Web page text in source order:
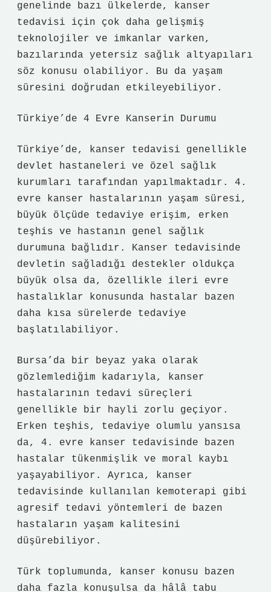
genelinde bazı ülkelerde, kanser
tedavisi için çok daha gelişmiş
teknolojiler ve imkanlar varken,
bazılarında yetersiz sağlık altyapıları
söz konusu olabiliyor. Bu da yaşam
süresini doğrudan etkileyebiliyor.
Türkiye’de 4 Evre Kanserin Durumu
Türkiye’de, kanser tedavisi genellikle
devlet hastaneleri ve özel sağlık
kurumları tarafından yapılmaktadır. 4.
evre kanser hastalarının yaşam süresi,
büyük ölçüde tedaviye erişim, erken
teşhis ve hastanın genel sağlık
durumuna bağlıdır. Kanser tedavisinde
devletin sağladığı destekler oldukça
büyük olsa da, özellikle ileri evre
hastalıklar konusunda hastalar bazen
daha kısa sürelerde tedaviye
başlatılabiliyor.
Bursa’da bir beyaz yaka olarak
gözlemlediğim kadarıyla, kanser
hastalarının tedavi süreçleri
genellikle bir hayli zorlu geçiyor.
Erken teşhis, tedaviye olumlu yansısa
da, 4. evre kanser tedavisinde bazen
hastalar tükenmişlik ve moral kaybı
yaşayabiliyor. Ayrıca, kanser
tedavisinde kullanılan kemoterapi gibi
agresif tedavi yöntemleri de bazen
hastaların yaşam kalitesini
düşürebiliyor.
Türk toplumunda, kanser konusu bazen
daha fazla konuşulsa da hâlâ tabu